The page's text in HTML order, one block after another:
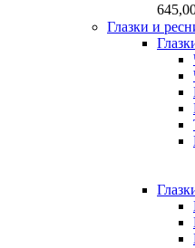
Глазки и